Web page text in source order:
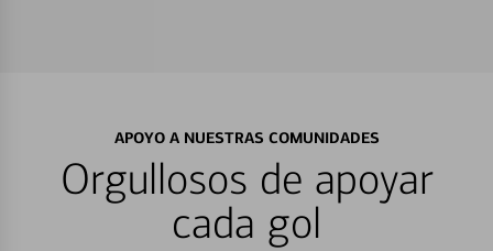
APOYO A NUESTRAS COMUNIDADES
Orgullosos de apoyar
cada gol